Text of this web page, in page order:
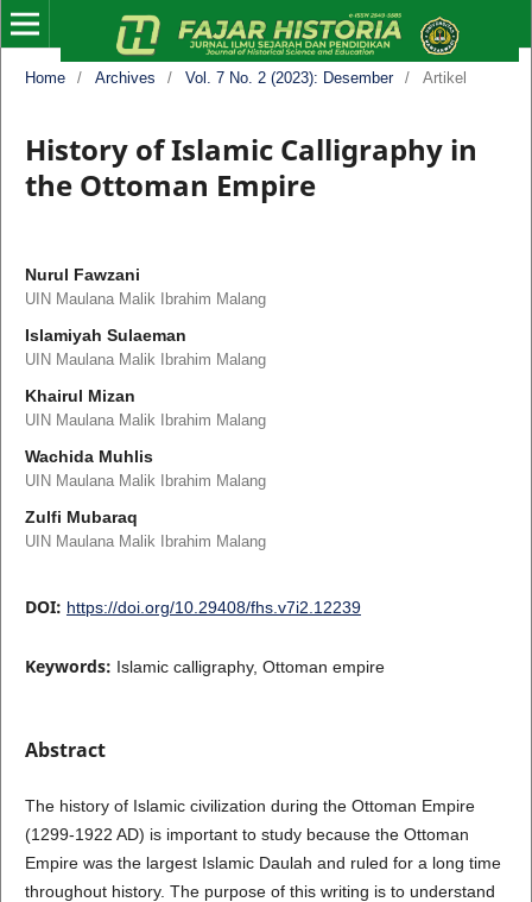
Home / Archives / Vol. 7 No. 2 (2023): Desember / Artikel
History of Islamic Calligraphy in
the Ottoman Empire
Nurul Fawzani
UIN Maulana Malik Ibrahim Malang
Islamiyah Sulaeman
UIN Maulana Malik Ibrahim Malang
Khairul Mizan
UIN Maulana Malik Ibrahim Malang
Wachida Muhlis
UIN Maulana Malik Ibrahim Malang
Zulfi Mubaraq
UIN Maulana Malik Ibrahim Malang
DOI: https://doi.org/10.29408/fhs.v7i2.12239
Keywords: Islamic calligraphy, Ottoman empire
Abstract
The history of Islamic civilization during the Ottoman Empire
(1299-1922 AD) is important to study because the Ottoman
Empire was the largest Islamic Daulah and ruled for a long time
throughout history. The purpose of this writing is to understand